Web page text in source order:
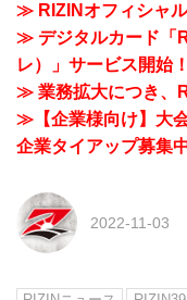
≫ RIZINオフィシャ
≫ デジタルカード「
レ）」サービス開始！
≫ 業務拡大につき、
≫【企業様向け】大
企業タイアップ募集
2022-11-03